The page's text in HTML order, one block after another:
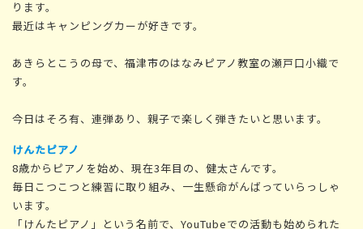
ります。
最近はキャンピングカーが好きです。
あきらとこうの母で、福津市のはなみピアノ教室の瀬戸口小織で
す。
今日はそろ有、連弾あり、親子で楽しく弾きたいと思います。
けんたピアノ
8歳からピアノを始め、現在3年目の、健太さんです。
毎日こつこつと練習に取り組み、一生懸命がんばっていらっしゃ
います。
「けんたピアノ」という名前で、YouTubeでの活動も始められた